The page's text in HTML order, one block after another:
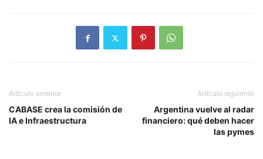
Artículo anterior
CABASE crea la comisión de
IA e Infraestructura
Artículo siguiente
Argentina vuelve al radar
financiero: qué deben hacer
las pymes